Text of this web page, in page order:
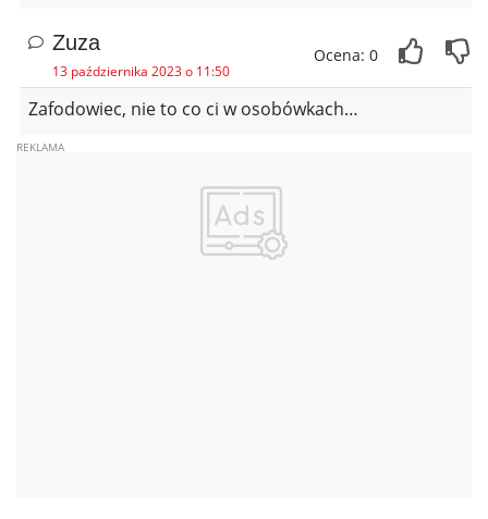
Zuza
13 października 2023 o 11:50
Ocena: 0
Zafodowiec, nie to co ci w osobówkach…